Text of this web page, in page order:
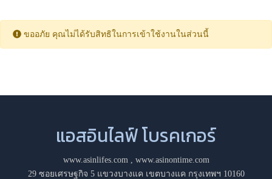
ขออภัย คุณไม่ได้รับสิทธิในการเข้าใช้งานในส่วนนี้
แอสอินไลฟ์ โบรคเกอร์
www.asinlifes.com, www.asinontime.com
29 ซอยเศรษฐกิจ 5 แขวงบางแค เขตบางแค กรุงเทพฯ 10160